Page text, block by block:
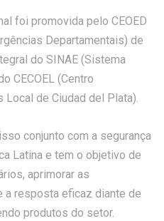
foi promovida pelo CEOED
Departamentais) de
do SINAE (Sistema
CECOEL (Centro
Local de Ciudad del Plata).
conjunto com a segurança
Latina e tem o objetivo de
aprimorar as
a resposta eficaz diante de
produtos do setor.